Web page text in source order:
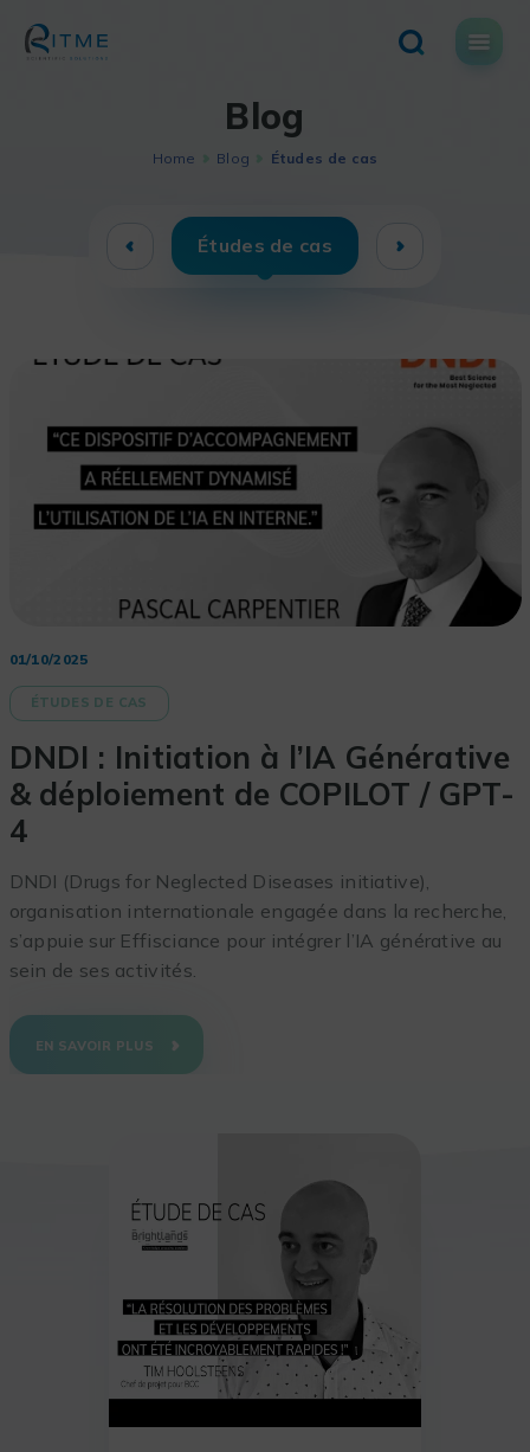
content
Blog
Home Blog Études de cas
Études de cas
01/10/2025
ÉTUDES DE CAS
DNDI : Initiation à l’IA Générative
& déploiement de COPILOT / GPT-
4
DNDI (Drugs for Neglected Diseases initiative),
organisation internationale engagée dans la recherche,
s’appuie sur Effisciance pour intégrer l’IA générative au
sein de ses activités.
EN SAVOIR PLUS